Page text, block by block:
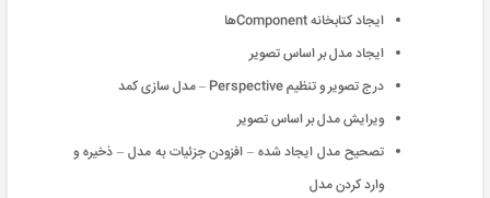
ایجاد کتابخانه Componentها
ایجاد مدل بر اساس تصویر
درج تصویر و تنظیم Perspective – مدل سازی کمد
ویرایش مدل بر اساس تصویر
تصحیح مدل ایجاد شده – افزودن جزئیات به مدل – ذخیره و
وارد کردن مدل